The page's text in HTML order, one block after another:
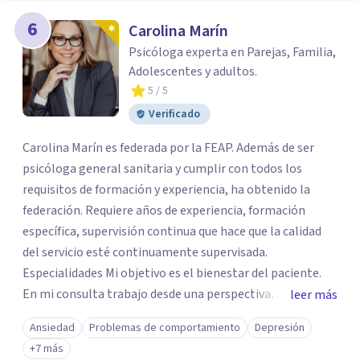
6 Carolina Marín
Psicóloga experta en Parejas, Familia,
Adolescentes y adultos.
5 / 5
Verificado
Carolina Marín es federada por la FEAP. Además de ser
psicóloga general sanitaria y cumplir con todos los
requisitos de formación y experiencia, ha obtenido la
federación. Requiere años de experiencia, formación
específica, supervisión continua que hace que la calidad
del servicio esté continuamente supervisada.
Especialidades Mi objetivo es el bienestar del paciente.
En mi consulta trabajo desde una perspectiva
integradora. Llevo 28 años trabajando para ayudar a las
personas a crecer y solucionar sus conflictos. Trato sólo
leer más
Ansiedad Problemas de comportamiento
Depresión
+7 más